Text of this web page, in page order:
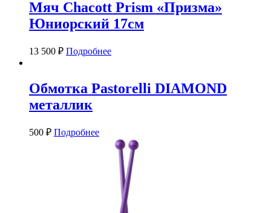
Мяч Chacott Prism «Призма»
Юниорский 17см
13 500 ₽ Подробнее
Обмотка Pastorelli DIAMOND
металлик
500 ₽ Подробнее